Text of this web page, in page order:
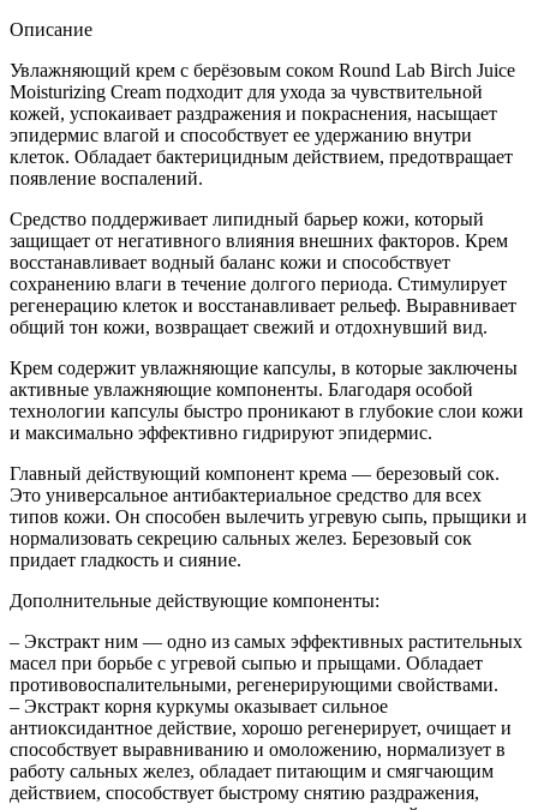
Описание
Увлажняющий крем с берёзовым соком Round Lab Birch Juice
Moisturizing Cream подходит для ухода за чувствительной
кожей, успокаивает раздражения и покраснения, насыщает
эпидермис влагой и способствует ее удержанию внутри
клеток. Обладает бактерицидным действием, предотвращает
появление воспалений.
Средство поддерживает липидный барьер кожи, который
защищает от негативного влияния внешних факторов. Крем
восстанавливает водный баланс кожи и способствует
сохранению влаги в течение долгого периода. Стимулирует
регенерацию клеток и восстанавливает рельеф. Выравнивает
общий тон кожи, возвращает свежий и отдохнувший вид.
Крем содержит увлажняющие капсулы, в которые заключены
активные увлажняющие компоненты. Благодаря особой
технологии капсулы быстро проникают в глубокие слои кожи
и максимально эффективно гидрируют эпидермис.
Главный действующий компонент крема — березовый сок.
Это универсальное антибактериальное средство для всех
типов кожи. Он способен вылечить угревую сыпь, прыщики и
нормализовать секрецию сальных желез. Березовый сок
придает гладкость и сияние.
Дополнительные действующие компоненты:
– Экстракт ним — одно из самых эффективных растительных
масел при борьбе с угревой сыпью и прыщами. Обладает
противовоспалительными, регенерирующими свойствами.
– Экстракт корня куркумы оказывает сильное
антиоксидантное действие, хорошо регенерирует, очищает и
способствует выравниванию и омоложению, нормализует в
работу сальных желез, обладает питающим и смягчающим
действием, способствует быстрому снятию раздражения,